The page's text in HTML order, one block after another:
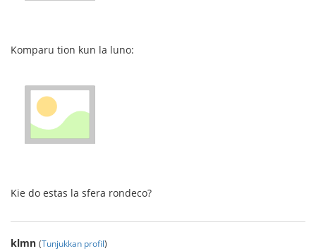
Komparu tion kun la luno:
Kie do estas la sfera rondeco?
klmn (Tunjukkan profil)